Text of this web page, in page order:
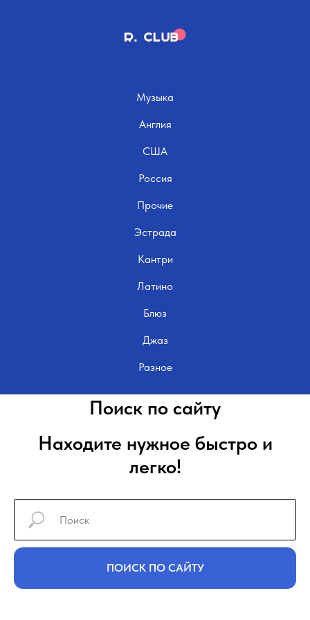
Музыка
Англия
США
Россия
Прочие
Эстрада
Кантри
Латино
Блюз
Джаз
Разное
Поиск по сайту
Находите нужное быстро и
легко!
ПОИСК ПО САЙТУ